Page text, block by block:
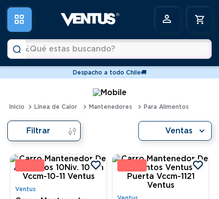
¿Qué estas buscando?
Despacho a todo Chile🚚
Línea de Calor Mantenedores Para Alimentos
Ventas
Filtrar
%
Ventus
14
Términos más buscados
3.
conservadoras
pastelera
6